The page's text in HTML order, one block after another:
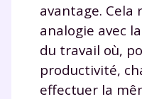
avantage. Cela
analogie avec
du travail où,
productivité,
effectuer la